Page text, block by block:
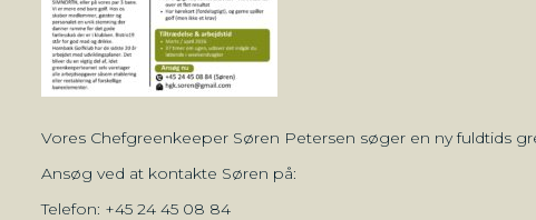
Vores Chefgreenkeeper Søren Petersen søger en ny fuldtids
Ansøg ved at kontakte Søren på:
Telefon: +45 24 45 08 84